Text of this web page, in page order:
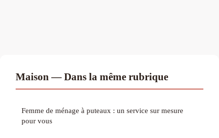
Maison — Dans la même rubrique
Femme de ménage à puteaux : un service sur mesure
pour vous